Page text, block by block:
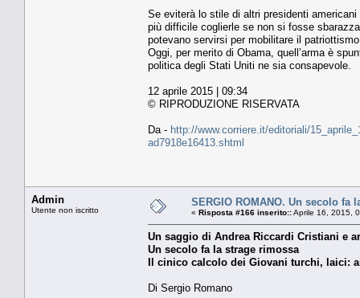
Se eviterà lo stile di altri presidenti
più difficile coglierle se non si fosse
potevano servirsi per mobilitare il
Oggi, per merito di Obama, quell’arma è
politica degli Stati Uniti ne sia consapevole.
12 aprile 2015 | 09:34
© RIPRODUZIONE RISERVATA
Da - http://www.corriere.it/editoriali/
ad7918e16413.shtml
Admin
Utente non iscritto
SERGIO ROMANO. Un secolo fa
« Risposta #166 inserito::Aprile 16, 2015,
Un saggio di Andrea Riccardi Cristiani e
Un secolo fa la strage rimossa
Il cinico calcolo dei Giovani turchi, laici:
Di Sergio Romano